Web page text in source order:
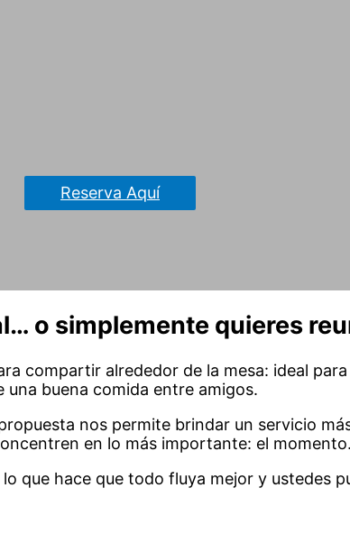
Reserva Aquí
o simplemente quieres
compartir alrededor de la mesa: ideal
buena comida entre amigos.
nos permite brindar un servicio
en lo más importante: el momento.
que hace que todo fluya mejor y ustedes